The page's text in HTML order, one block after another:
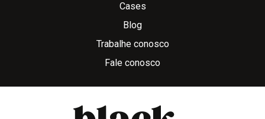
Cases
Blog
Trabalhe conosco
Fale conosco